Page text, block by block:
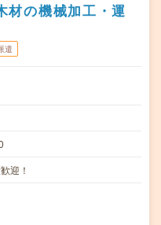
材の機械加工・運
遣
迎！